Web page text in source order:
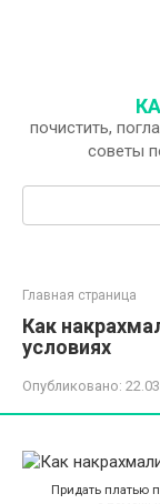
почистить,
советы
Главная страница
Как
условиях
Опубликовано:
Придать платью